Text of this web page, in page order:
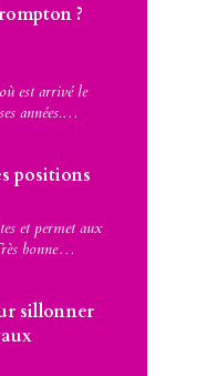
?
est arrivé le
années.…
positions
et permet aux
bonne…
sillonner